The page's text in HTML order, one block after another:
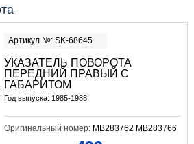
Артикул №: SK-68645
УКАЗАТЕЛЬ ПОВОРОТА
ПЕРЕДНИЙ ПРАВЫЙ С
ГАБАРИТОМ
Год выпуска: 1985-1988
Оригинальный номер: MB283762 MB283766